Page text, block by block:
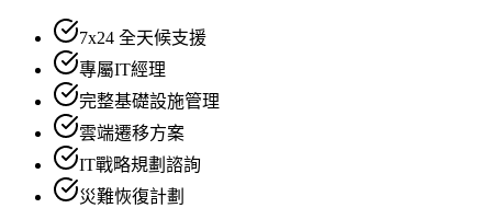
7x24 全天候支援
專屬IT經理
完整基礎設施管理
雲端遷移方案
IT戰略規劃諮詢
災難恢復計劃